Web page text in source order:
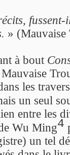
»
à bout
les
un seul
entre les
Wu Ming4
un tel